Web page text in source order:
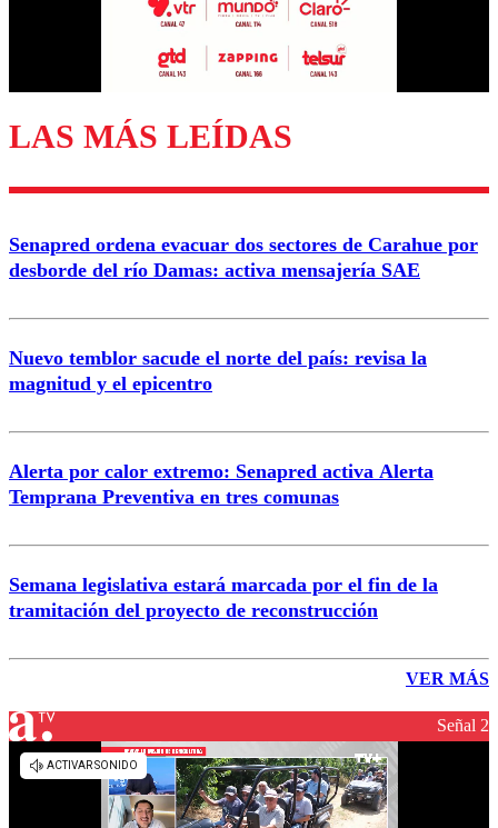
Enviar comentario
LAS MÁS LEÍDAS
Senapred ordena evacuar dos sectores de Carahue por
desborde del río Damas: activa mensajería SAE
Nuevo temblor sacude el norte del país: revisa la
magnitud y el epicentro
Alerta por calor extremo: Senapred activa Alerta
Temprana Preventiva en tres comunas
Semana legislativa estará marcada por el fin de la
tramitación del proyecto de reconstrucción
VER MÁS
Señal 2